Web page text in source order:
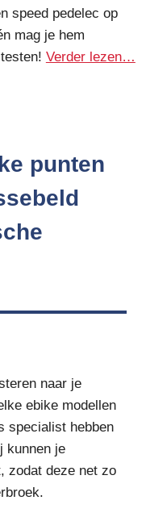
speed pedelec op
mag je hem
Verder lezen…
punten
naar je
ebike modellen
specialist hebben
kunnen je
zodat deze net zo